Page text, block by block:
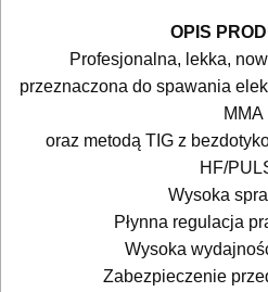
URZĄDZENIA
MASZYNY
BRUKARSKIE
OBRÓBKA
OPIS
Profesjonalna, lekka,
przeznaczona do spawania
MMA
oraz metodą TIG z
HF/
Wysoka
Płynna regulacja
Wysoka
Zabezpieczenie